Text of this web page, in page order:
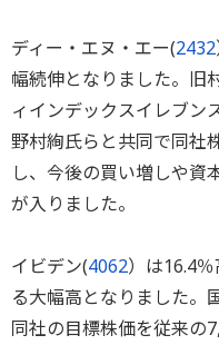
ディー・エヌ・エー(2432
幅続伸となりました。旧
ィインデックスイレブン
野村絢氏らと共同で同社
し、今後の買い増しや資
が入りました。
イビデン(4062）は16.4
る大幅高となりました。
同社の目標株価を従来の